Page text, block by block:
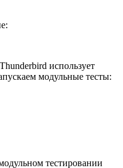
использует
модульные тесты:
тестировании